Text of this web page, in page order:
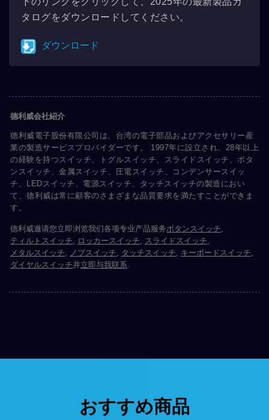
タログをダウンロードしてください。
ダウンロード
德利威会社紹介
德利威電子股份有限公司は、台湾の電子部品およびアクセサリー産
業の製造サービスプロバイダーです。 1997年に設立され、28年以上
の経験を持つスイッチ、トグルスイッチ、スライドスイッチ、ボタ
ンスイッチ、金属スイッチ、圧電スイッチ、コンデンサースイッ
チ、LEDスイッチ、電源スイッチ、タッチスイッチの製造におい
て、德利威は常に顧客のさまざまな品質要求を満たすことができま
す。
德利威邀请您立即浏览我们各项专业产品服务ボタンスイッチ
ティルトスイッチ
ロッカースイッチ スライドスイッチ
メタルスイッチ
ノブスイッチ タッチスイッチ キーボードスイッチ
ダイヤルスイッチ并立即与我联系
おすすめ商品